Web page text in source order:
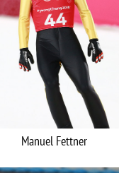
Manuel Fettner